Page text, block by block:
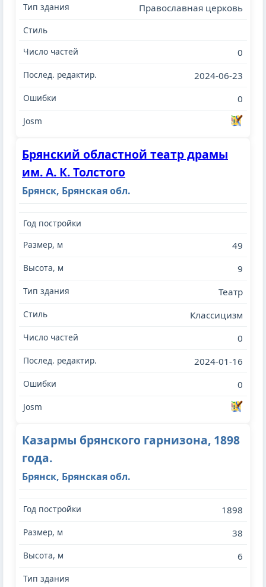
Православная церковь
0
2024-06-23
0
Брянский областной театр драмы
им. А. К. Толстого
Брянск, Брянская обл.
49
9
Театр
Классицизм
0
2024-01-16
0
Казармы брянского гарнизона, 1898
года.
Брянск, Брянская обл.
1898
38
6